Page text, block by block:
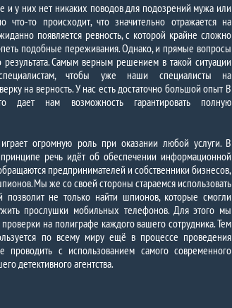
и у них нет никаких поводов для подозрений мужа или
то происходит, что значительно отражается на
появляется ревность, с которой крайне сложно
подобные переживания. Однако, и прямые вопросы
Самым верным решением в такой ситуации
чтобы уже наши специалисты на
на верность. У нас есть достаточно большой опыт В
дает нам возможность гарантировать полную
огромную роль при оказании любой услуги. В
речь идёт об обеспечении информационной
предпринимателей и собственники бизнесов,
Мы же со своей стороны стараемся использовать
не только найти шпионов, которые смогли
прослушки мобильных телефонов. Для этого мы
на полиграфе каждого вашего сотрудника. Тем
по всему миру ещё в процессе проведения
с использованием самого современного
детективного агентства.